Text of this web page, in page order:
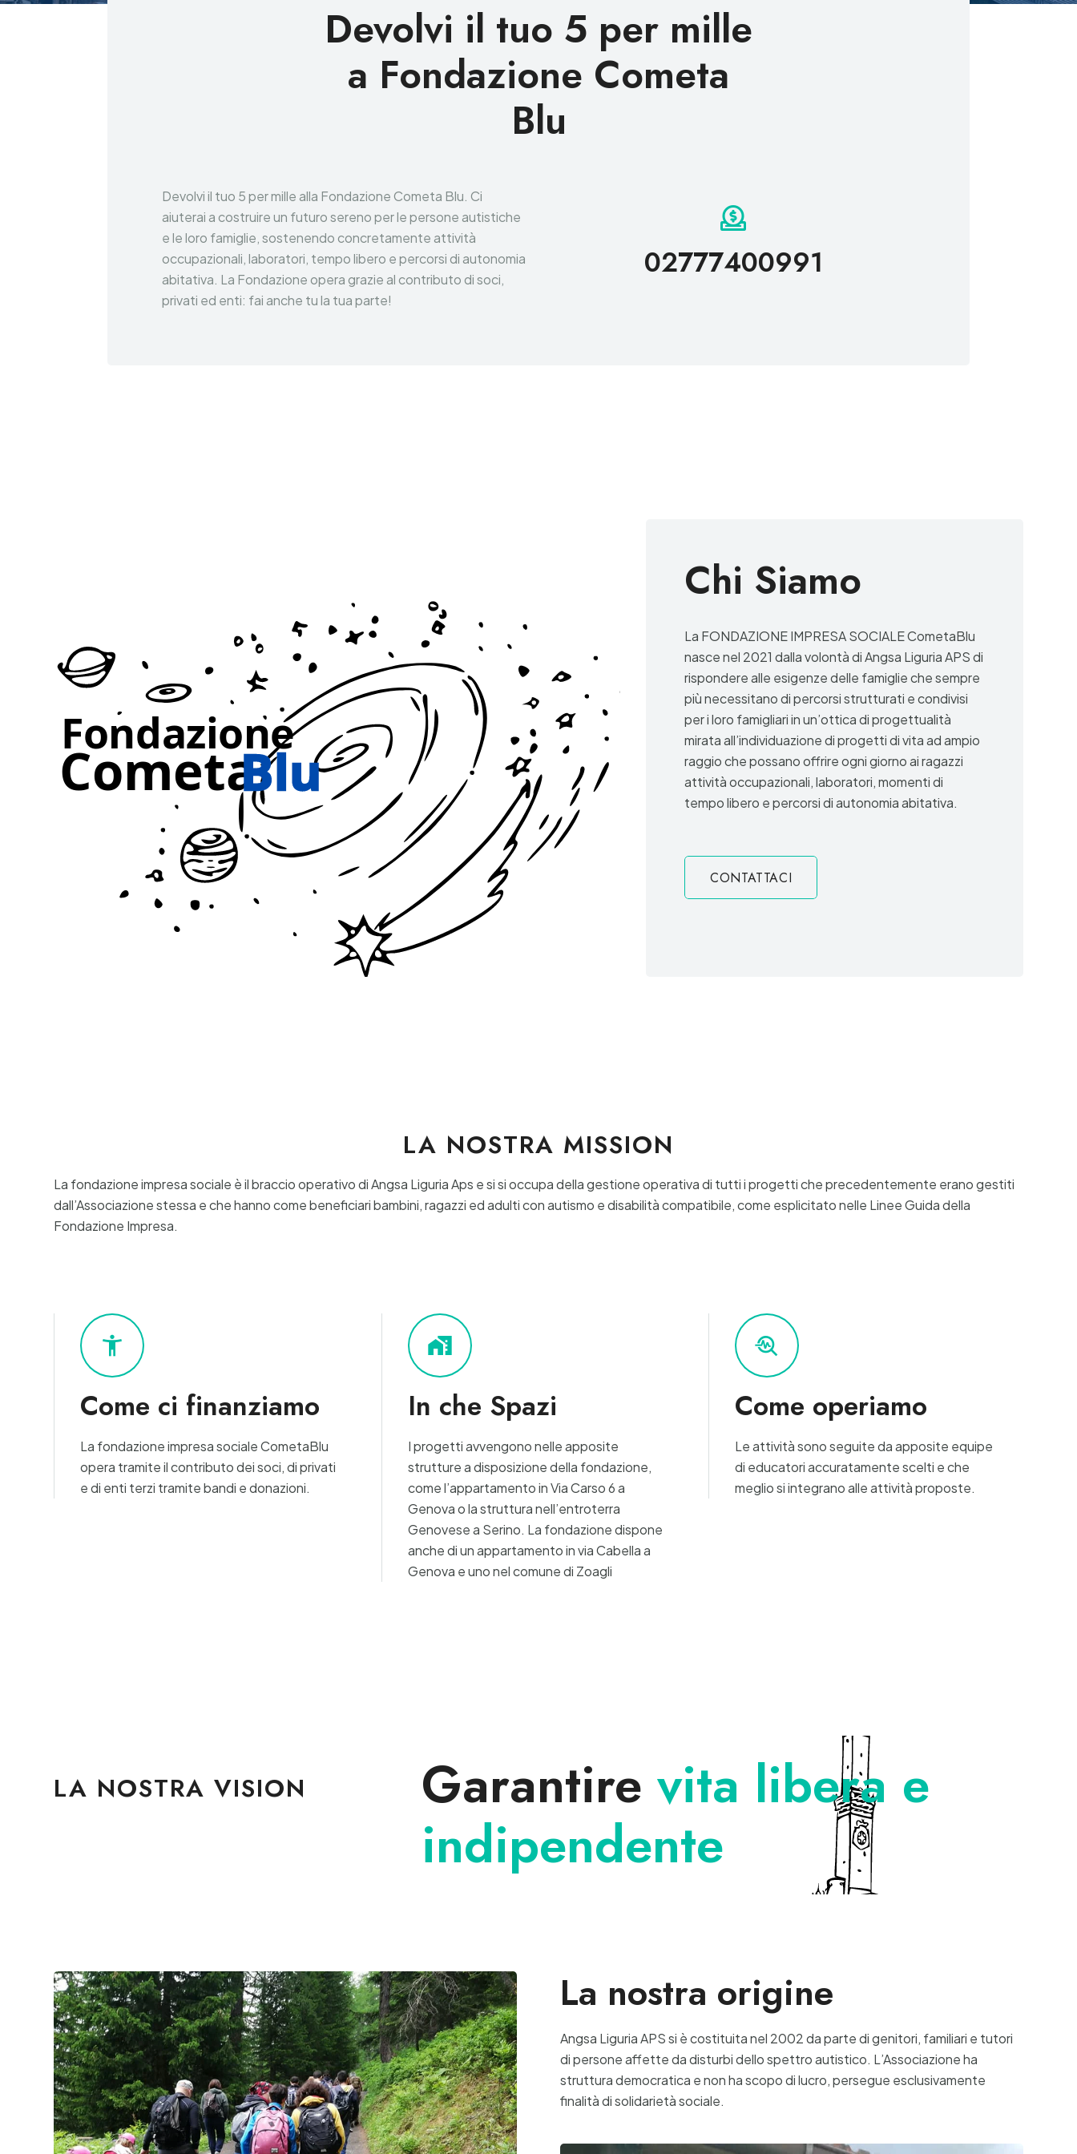
Devolvi il tuo 5 per mille
a Fondazione Cometa
Blu
Devolvi il tuo 5 per mille alla Fondazione Cometa Blu. Ci
aiuterai a costruire un futuro sereno per le persone autistiche
e le loro famiglie, sostenendo concretamente attività
occupazionali, laboratori, tempo libero e percorsi di autonomia
abitativa. La Fondazione opera grazie al contributo di soci,
privati ed enti: fai anche tu la tua parte!
02777400991
Chi Siamo
La FONDAZIONE IMPRESA SOCIALE CometaBlu
nasce nel 2021 dalla volontà di Angsa Liguria APS di
rispondere alle esigenze delle famiglie che sempre
più necessitano di percorsi strutturati e condivisi
per i loro famigliari in un’ottica di progettualità
mirata all’individuazione di progetti di vita ad ampio
raggio che possano offrire ogni giorno ai ragazzi
attività occupazionali, laboratori, momenti di
tempo libero e percorsi di autonomia abitativa.
CONTATTACI
LA NOSTRA MISSION
La fondazione impresa sociale è il braccio operativo di Angsa Liguria Aps e si si occupa della gestione operativa di tutti i progetti che precedentemente erano gestiti
dall’Associazione stessa e che hanno come beneficiari bambini, ragazzi ed adulti con autismo e disabilità compatibile, come esplicitato nelle Linee Guida della
Fondazione Impresa.
accessibility_new
Come ci finanziamo
La fondazione impresa sociale CometaBlu
opera tramite il contributo dei soci, di privati
e di enti terzi tramite bandi e donazioni.
maps_home_work
In che Spazi
I progetti avvengono nelle apposite
strutture a disposizione della fondazione,
come l’appartamento in Via Carso 6 a
Genova o la struttura nell’entroterra
Genovese a Serino. La fondazione dispone
anche di un appartamento in via Cabella a
Genova e uno nel comune di Zoagli
troubleshoot
Come operiamo
Le attività sono seguite da apposite equipe
di educatori accuratamente scelti e che
meglio si integrano alle attività proposte.
LA NOSTRA VISION Garantirevita libera e
indipendente
La nostra origine
Angsa Liguria APS si è costituita nel 2002 da parte di genitori, familiari e tutori
di persone affette da disturbi dello spettro autistico. L’Associazione ha
struttura democratica e non ha scopo di lucro, persegue esclusivamente
finalità di solidarietà sociale.